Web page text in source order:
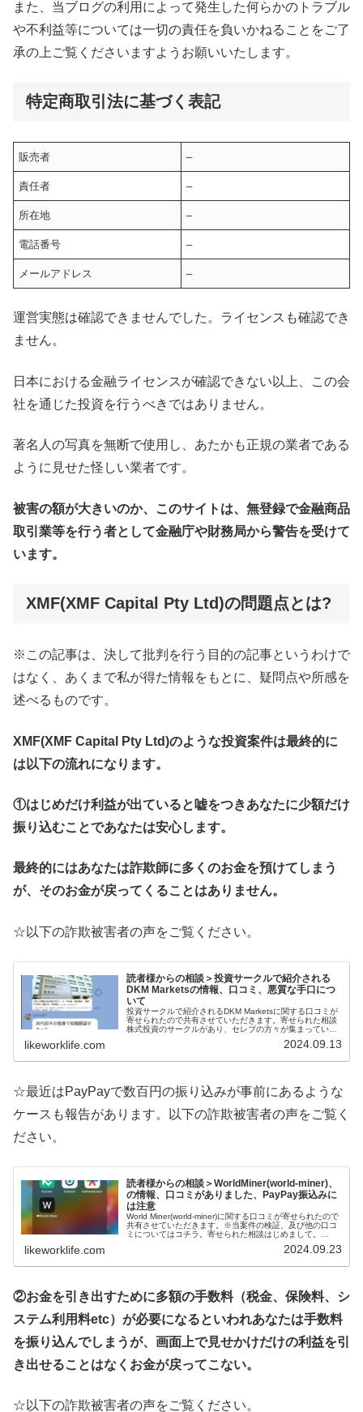
また、当ブログの利用によって発生した何らかのトラブル
や不利益等については一切の責任を負いかねることをご了
承の上ご覧くださいますようお願いいたします。
特定商取引法に基づく表記
販売者 –
責任者 –
所在地 –
電話番号 –
メールアドレス –
運営実態は確認できませんでした。ライセンスも確認でき
ません。
日本における金融ライセンスが確認できない以上、この会
社を通じた投資を行うべきではありません。
著名人の写真を無断で使用し、あたかも正規の業者である
ように見せた怪しい業者です。
被害の額が大きいのか、このサイトは、無登録で金融商品
取引業等を行う者として金融庁や財務局から警告を受けて
います。
XMF(XMF Capital Pty Ltd)の問題点とは?
※この記事は、決して批判を行う目的の記事というわけで
はなく、あくまで私が得た情報をもとに、疑問点や所感を
述べるものです。
XMF(XMF Capital Pty Ltd)のような投資案件は最終的に
は以下の流れになります。
①はじめだけ利益が出ていると嘘をつきあなたに少額だけ
振り込むことであなたは安心します。
最終的にはあなたは詐欺師に多くのお金を預けてしまう
が、そのお金が戻ってくることはありません。
☆以下の詐欺被害者の声をご覧ください。
読者様からの相談＞投資サークルで紹介される
DKM Marketsの情報、口コミ、悪質な手口につ
いて
投資サークルで紹介されるDKM Marketsに関する口コミが
寄せられたので共有させていただきます。寄せられた相談
株式投資のサークルがあり、セレブの方々が集まっている
likeworklife.com 2024.09.13
☆最近はPayPayで数百円の振り込みが事前にあるような
ケースも報告があります。以下の詐欺被害者の声をご覧く
ださい。
読者様からの相談＞WorldMiner(world-miner)、
の情報、口コミがありました、PayPay振込みに
は注意
World Miner(world-miner)に関する口コミが寄せられたので
共有させていただきます。※当案件の検証、及び他の口コ
ミについてはコチラ。寄せられた相談はじめまして。
likeworklife.com 2024.09.23
②お金を引き出すために多額の手数料（税金、保険料、シ
ステム利用料etc）が必要になるといわれあなたは手数料
を振り込んでしまうが、画面上で見せかけだけの利益を引
き出せることはなくお金が戻ってこない。
☆以下の詐欺被害者の声をご覧ください。